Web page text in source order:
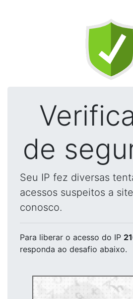
de
Seu IP fez diversas
acessos suspeitos a
conosco.
Para liberar o acesso do IP
responda ao desafio abaixo.